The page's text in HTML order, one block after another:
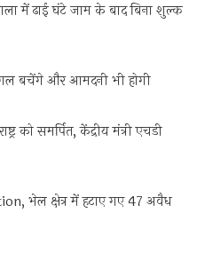
में ढाई घंटे जाम के बाद बिना शुल्क
बचेंगे और आमदनी भी होगी
को समर्पित, केंद्रीय मंत्री एचडी
भेल क्षेत्र में हटाए गए 47 अवैध